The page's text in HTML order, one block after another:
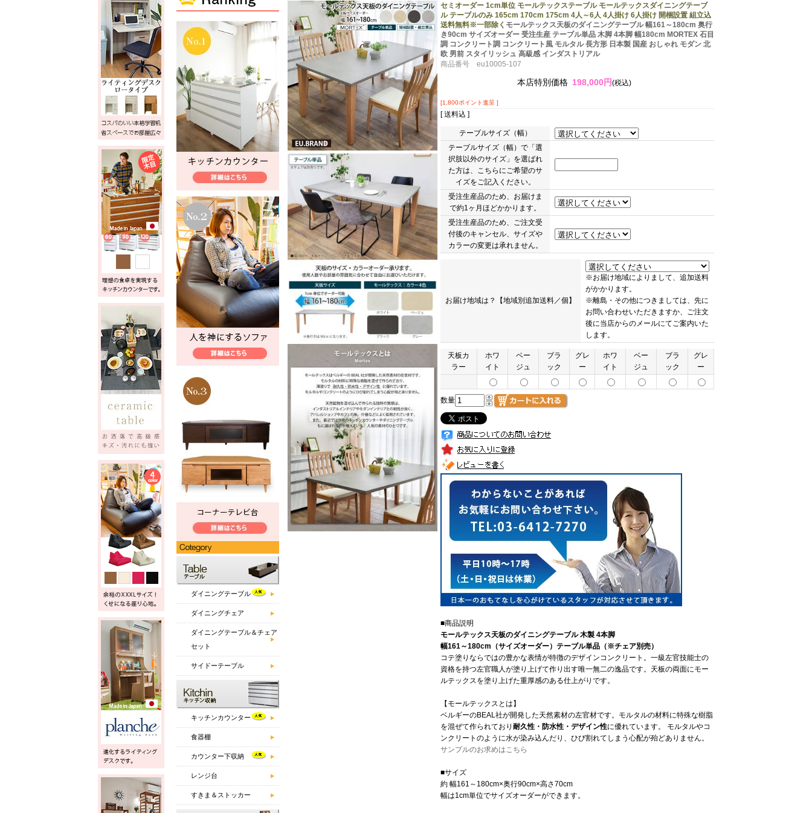
ダイニングテーブル
ダイニングチェア
ダイニングテーブル＆チェア
セット
サイドーテーブル
キッチンカウンター
食器棚
カウンター下収納
レンジ台
すきま＆ストッカー
セミオーダー 1cm単位 モールテックステーブル モールテックスダイニングテーブ
ル テーブルのみ 165cm 170cm 175cm 4人～6人 4人掛け 6人掛け 開梱設置 組立込
送料無料※一部除く モールテックス天板のダイニングテーブル 幅161～180cm 奥行
き90cm サイズオーダー 受注生産 テーブル単品 木脚 4本脚 幅180cm MORTEX 石目
調 コンクリート調 コンクリート風 モルタル 長方形 日本製 国産 おしゃれ モダン 北
欧 男前 スタイリッシュ 高級感 インダストリアル
商品番号 eu10005-107
本店特別価格 198,000円(税込)
[1,800ポイント進呈 ]
[ 送料込 ]
テーブルサイズ（幅）
テーブルサイズ（幅）で「選
択肢以外のサイズ」を選ばれ
た方は、こちらにご希望のサ
イズをご記入ください。
受注生産品のため、お届けま
で約1ヶ月ほどかかります。
受注生産品のため、ご注文受
付後のキャンセル、サイズや
カラーの変更は承れません。
お届け地域は？【地域別追加送料／個】
※お届け地域によりまして、追加送料
がかかります。
※離島・その他につきましては、先に
お問い合わせいただきますか、ご注文
後に当店からのメールにてご案内いた
します。
天板カ
ラー
ホワ
イト
ベー
ジュ
ブラ
ック
グレ
ー
ホワ
イト
ベー
ジュ
ブラ
ック
グレ
ー
数量
■商品説明
モールテックス天板のダイニングテーブル 木製 4本脚
幅161～180cm（サイズオーダー）テーブル単品（※チェア別売）
コテ塗りならではの豊かな表情が特徴のデザインコンクリート。一級左官技能士の
資格を持つ左官職人が塗り上げて作り出す唯一無二の逸品です。天板の両面にモー
ルテックスを塗り上げた重厚感のある仕上がりです。
【モールテックスとは】
ベルギーのBEAL社が開発した天然素材の左官材です。モルタルの材料に特殊な樹脂
を混ぜて作られており 耐久性・防水性・デザイン性に優れています。 モルタルやコ
ンクリートのように水が染み込んだり、ひび割れてしまう心配が殆どありません。
サンプルのお求めはこちら
■サイズ
約 幅161～180cm×奥行90cm×高さ70cm
幅は1cm単位でサイズオーダーができます。